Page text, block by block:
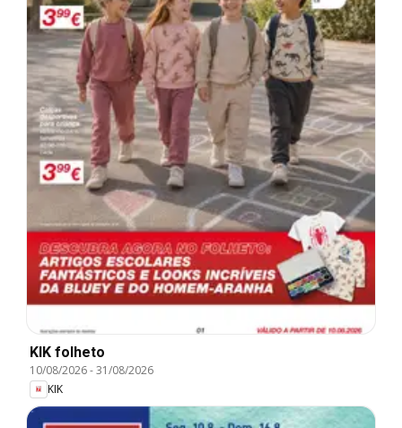
KIK folheto
10/08/2026-31/08/2026
KIK